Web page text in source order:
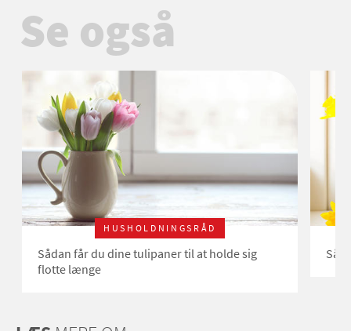
Se også
HUSHOLDNINGSRÅD
Sådan får du dine tulipaner til at holde sig
flotte længe